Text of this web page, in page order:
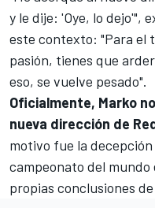
y le dije: 'Oye, lo dejo'",
este contexto: "Para el
pasión, tienes que
eso, se vuelve pesado".
Oficialmente, Marko
nueva dirección de
motivo fue la
campeonato del mundo
propias conclusiones